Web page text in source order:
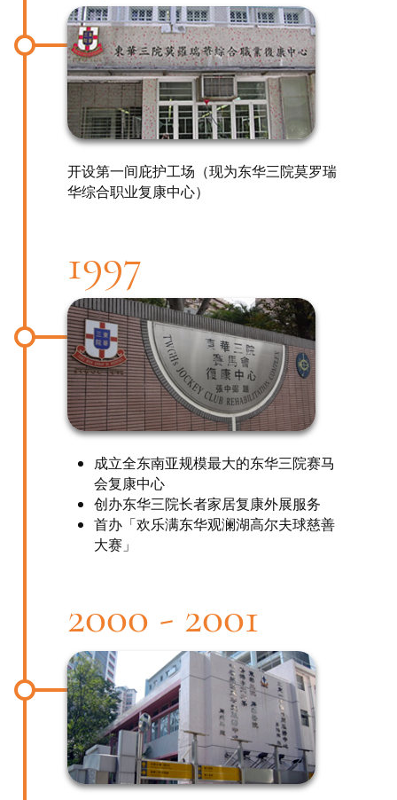
开设第一间庇护工场（现为东华三院莫罗瑞
华综合职业复康中心）
1997
成立全东南亚规模最大的东华三院赛马
会复康中心
创办东华三院长者家居复康外展服务
首办「欢乐满东华观澜湖高尔夫球慈善
大赛」
2000 - 2001